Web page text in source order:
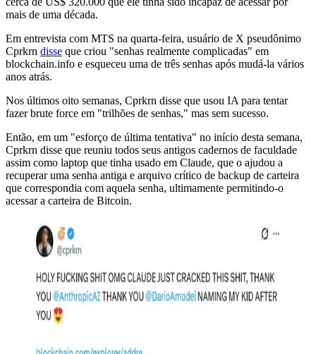
mais de uma década.
Em entrevista com MTS na quarta-feira, usuário de X pseudônimo
Cprkrn disse que criou "senhas realmente complicadas" em
blockchain.info e esqueceu uma de três senhas após mudá-la vários
anos atrás.
Nos últimos oito semanas, Cprkrn disse que usou IA para tentar
fazer brute force em "trilhões de senhas," mas sem sucesso.
Então, em um "esforço de última tentativa" no início desta semana,
Cprkrn disse que reuniu todos seus antigos cadernos de faculdade
assim como laptop que tinha usado em Claude, que o ajudou a
recuperar uma senha antiga e arquivo crítico de backup de carteira
que correspondia com aquela senha, ultimamente permitindo-o
acessar a carteira de Bitcoin.